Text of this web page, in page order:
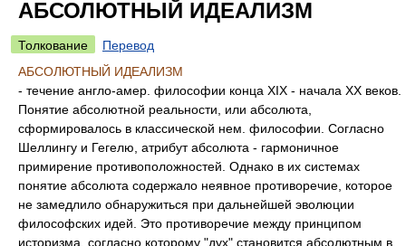
АБСОЛЮТНЫЙ ИДЕАЛИЗМ
Толкование
Перевод
АБСОЛЮТНЫЙ ИДЕАЛИЗМ
- течение англо-амер. философии конца XIX - начала XX веков.
Понятие абсолютной реальности, или абсолюта,
сформировалось в классической нем. философии. Согласно
Шеллингу и Гегелю, атрибут абсолюта - гармоничное
примирение противоположностей. Однако в их системах
понятие абсолюта содержало неявное противоречие, которое
не замедлило обнаружиться при дальнейшей эволюции
философских идей. Это противоречие между принципом
историзма, согласно которому "дух" становится абсолютным в